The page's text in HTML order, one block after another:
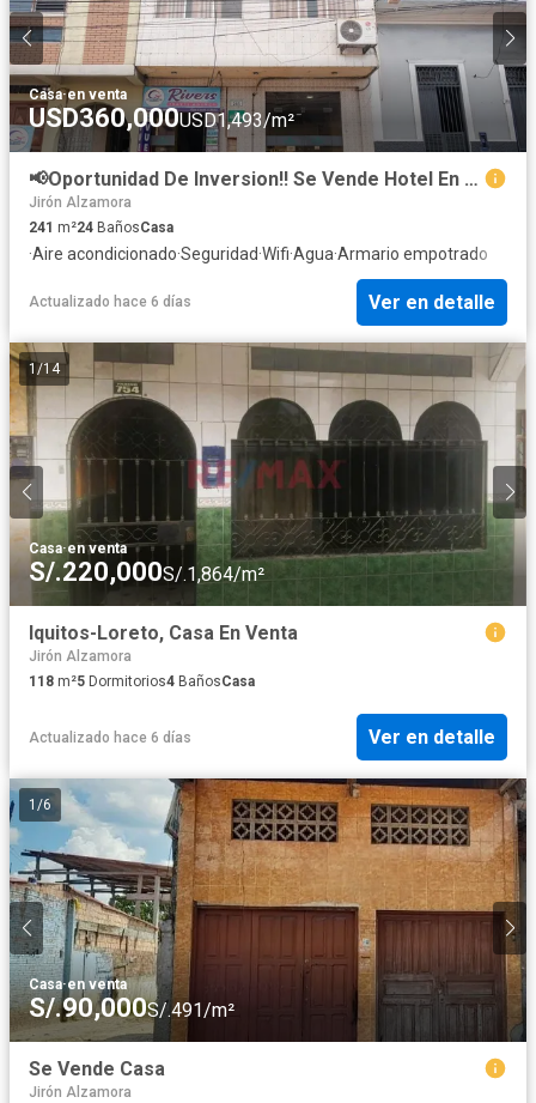
Casa·en venta
USD360,000USD1,493/m²
📢Oportunidad De Inversion‼️ Se Vende Hotel En La Ciudad De Iquitos🏢🏢🚨
Jirón Alzamora
241 m²24 BañosCasa
·Aire acondicionado·Seguridad·Wifi·Agua·Armario empotrado
Actualizado hace 6 días Ver en detalle
1 /14
Casa·en venta
S/.220,000S/.1,864/m²
Iquitos-Loreto, Casa En Venta
Jirón Alzamora
118 m²5 Dormitorios4 BañosCasa
Actualizado hace 6 días Ver en detalle
1 /6
Casa·en venta
S/.90,000S/.491/m²
Se Vende Casa
Jirón Alzamora